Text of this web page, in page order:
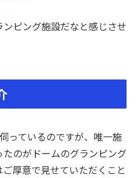
ピング施設だなと感じさせ
っているのですが、唯一施
のがドームのグランピング
厚意で見せていただくこと